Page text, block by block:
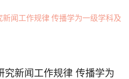
究新闻工作规律 传播学为